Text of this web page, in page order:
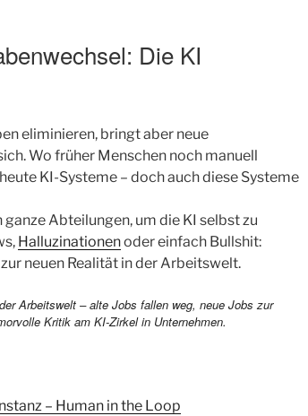
Die KI
eliminieren, bringt aber neue
Wo früher Menschen noch manuell
KI-Systeme – doch auch diese Systeme
Abteilungen, um die KI selbst zu
Halluzinationenoder einfach Bullshit:
neuen Realität in der Arbeitswelt.
– Human in the Loop